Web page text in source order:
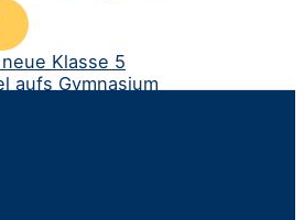
Klasse 5
aufs Gymnasium